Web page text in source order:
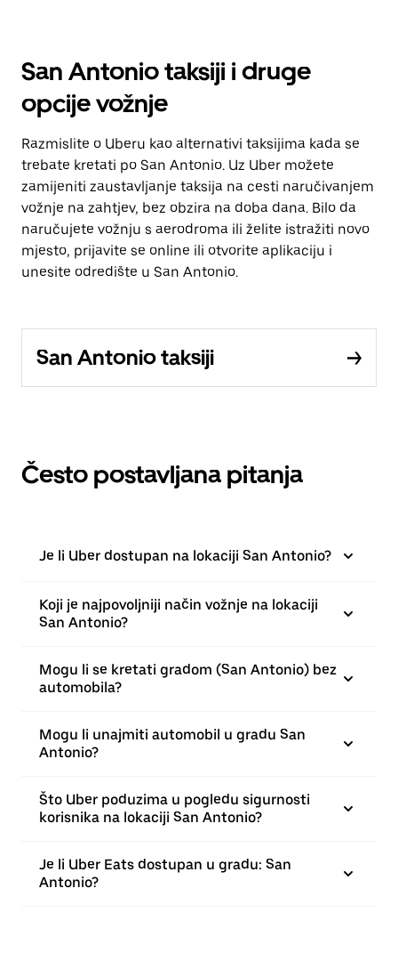
San Antonio taksiji i druge
opcije vožnje
Razmislite o Uberu kao alternativi taksijima kada se
trebate kretati po San Antonio. Uz Uber možete
zamijeniti zaustavljanje taksija na cesti naručivanjem
vožnje na zahtjev, bez obzira na doba dana. Bilo da
naručujete vožnju s aerodroma ili želite istražiti novo
mjesto, prijavite se online ili otvorite aplikaciju i
unesite odredište u San Antonio.
San Antonio taksiji
Često postavljana pitanja
Je li Uber dostupan na lokaciji San Antonio?
Koji je najpovoljniji način vožnje na lokaciji
San Antonio?
Mogu li se kretati gradom (San Antonio) bez
automobila?
Mogu li unajmiti automobil u gradu San
Antonio?
Što Uber poduzima u pogledu sigurnosti
korisnika na lokaciji San Antonio?
Je li Uber Eats dostupan u gradu: San
Antonio?